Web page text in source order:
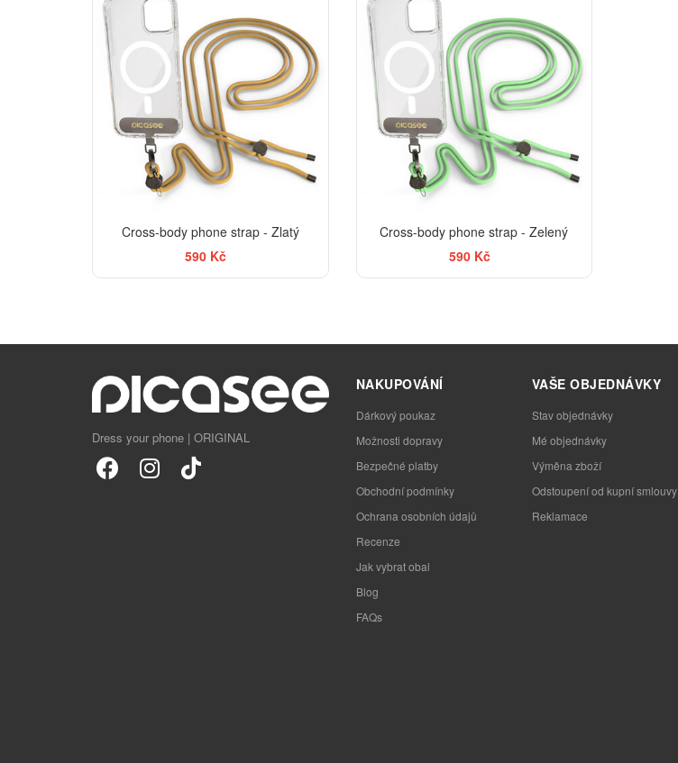
Cross-body phone strap - Zlatý
590 Kč
Cross-body phone strap - Zelený
590 Kč
Dress your phone | ORIGINAL
NAKUPOVÁNÍ
Dárkový poukaz
Možnosti dopravy
Bezpečné platby
Obchodní podmínky
Ochrana osobních údajů
Recenze
Jak vybrat obal
Blog
FAQs
VAŠE OBJEDNÁVKY
Stav objednávky
Mé objednávky
Výměna zboží
Odstoupení od kupní smlouvy
Reklamace